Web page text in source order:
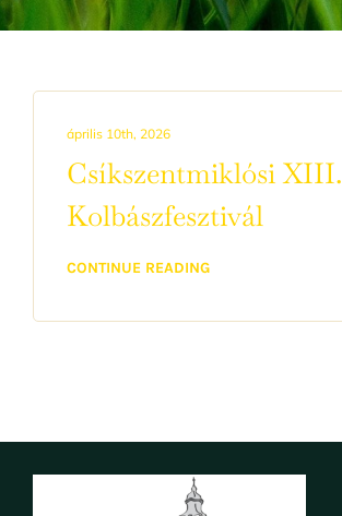
április 10th, 2026
Csíkszentmiklósi XIII.
Kolbászfesztivál
CONTINUE READING